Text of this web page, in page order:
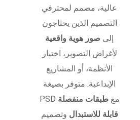
عالية، مصمم لمحترفي
التصميم الذين يحتاجون
إلى صور هوية واقعية
لأغراض التصوير، اختبار
الأنظمة، أو المشاريع
الإبداعية. متوفر بصيغة
PSD معطبقات منفصلة
قابلة للاستبدال وتصميم